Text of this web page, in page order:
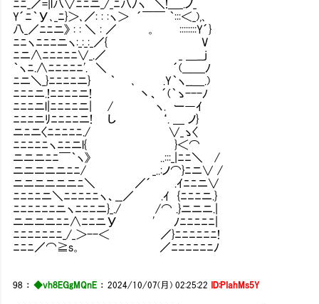
ﾆﾆ_／=|l八∨ﾆﾆニ_/_ﾆ八ﾉヽ ＼!＿_.ノ_
Y´ﾆ｀У､_ﾆ}＞､／: : :ヽ＞ ´￣￣ ｀:::＜_),､
八_／ﾆﾆニ》 : : ＼ : ／ 。 ::::::::Y´}
ﾆﾆヽﾆﾆﾆニヽ:_:_:_／{ V
ﾆニ∧ﾆﾆﾆﾆﾆ∨_.／ _ ＿__j
｀ヽﾆ.∧ﾆﾆﾆﾆﾆ'. ＼ ´(＿＿ﾉ
ﾆニ＼_}ﾆﾆﾆﾆニ} ｀ ､ .Y｀ヽ__＿.)
ﾆﾆﾆニ.!ﾆﾆﾆﾆニ! 丶、 ´(｀ゝ---ﾉ
ﾆﾆﾆニl|ﾆﾆﾆﾆニ| / ヽ. ー―ｲ
ﾆﾆﾆニﾘﾆﾆﾆﾆニ! し ‘. ＿ ノ}
ニﾆニ〈ﾆﾆﾆﾆﾆ./ ∨_ゝ〈
ﾆﾆﾆﾆﾆヽﾆﾆニl{ }＜⌒
ニニニﾆﾆ￣｀ヽ》 ..:::_|ﾆﾆ＼ /
ニニニニニﾆﾆ/ _..:ノ⌒}ﾆニ∨ /
ニニニニニニﾆ＼ ／´ .ｲﾆﾆニ∨
ﾆﾆﾆﾆニ＼ﾆﾆﾆﾆﾆヽ、__／ .ｲ {ﾆﾆﾆニ.}
ﾆﾆﾆﾆﾆﾆニヽﾆﾆﾆニ}_./ /⌒ .}ニニニ.|
ニニニニﾆﾆ∧ﾆﾆニУ ' ﾉﾆﾆﾆﾆﾆ|
ﾆﾆﾆﾆﾆﾆﾆ_/_＞--＜ ／}ﾆﾆﾆﾆﾆﾆ!
ﾆﾆﾆ／⌒≧s。 ／ﾆﾆﾆﾆﾆﾆﾉ
98 ：◆vh8EGgMQnE ：2024/10/07(月) 02:25:22 ID:PIahMs5Y